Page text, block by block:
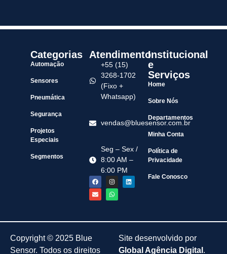
Categorias
Automação
Sensores
Pneumática
Segurança
Projetos
Especiais
Segmentos
Atendimento
+55 (15)
3268-1702
(Fixo +
Whatsapp)
vendas@bluesensor.com.br
Seg – Sex /
8:00 AM –
6:00 PM
Institucional
e
Serviços
Home
Sobre Nós
Departamentos
Minha Conta
Política de
Privacidade
Fale Conosco
Copyright © 2025 Blue
Sensor. Todos os direitos
Site desenvolvido por
Global Agência Digital .